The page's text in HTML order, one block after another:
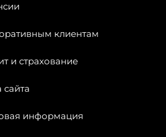
клиентам
и страхование
сайта
информация